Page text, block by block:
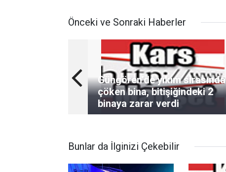
Önceki ve Sonraki Haberler
Güngören’de yıkım sırasında
çöken bina, bitişiğindeki 2
binaya zarar verdi
Bunlar da İlginizi Çekebilir